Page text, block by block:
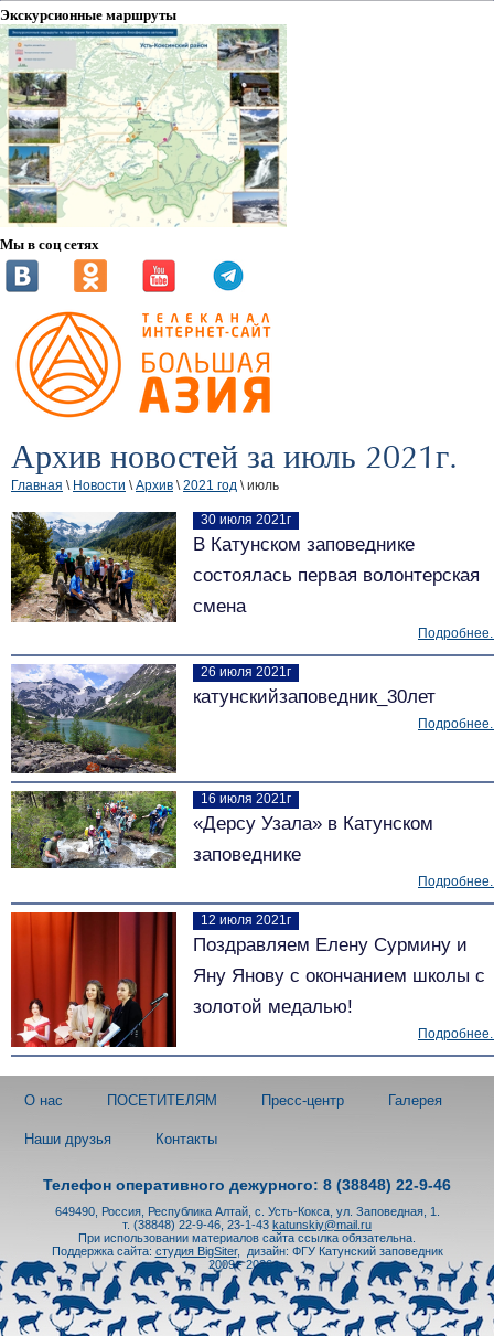
Экскурсионные маршруты
Мы в соц сетях
Архив новостей за июль 2021г.
Главная \ Новости \Архив \2021 год \ июль
30 июля 2021г
В Катунском заповеднике
состоялась первая волонтерская
смена
26 июля 2021г
катунскийзаповедник_30лет
16 июля 2021г
«Дерсу Узала» в Катунском
заповеднике
12 июля 2021г
Поздравляем Елену Сурмину и
Яну Янову с окончанием школы с
золотой медалью!
О нас ПОСЕТИТЕЛЯМ Пресс-центр Галерея
Наши друзья Контакты
Телефон оперативного дежурного: 8 (38848) 22-9-46
649490, Россия, Республика Алтай, с. Усть-Кокса, ул. Заповедная, 1.
т. (38848) 22-9-46, 23-1-43 katunskiy@mail.ru
При использовании материалов сайта ссылка обязательна.
Поддержка сайта: студия BigSiter,
дизайн: ФГУ Катунский заповедник
2009 - 2026 гг.